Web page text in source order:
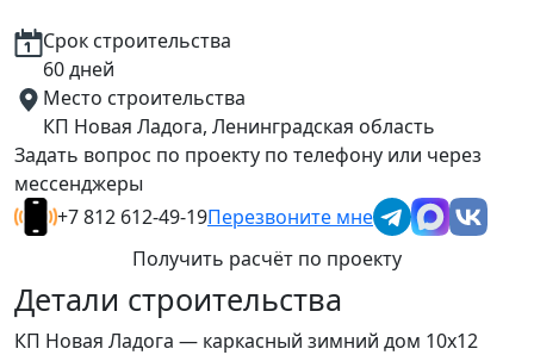
Срок строительства
60 дней
Место строительства
КП Новая Ладога, Ленинградская область
Задать вопрос по проекту по телефону или через
мессенджеры
+7 812 612-49-19Перезвоните мне
Получить расчёт по проекту
Детали строительства
КП Новая Ладога — каркасный зимний дом 10х12